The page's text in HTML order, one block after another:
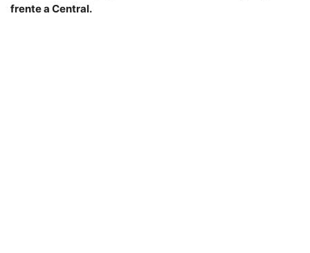
frente a Central.